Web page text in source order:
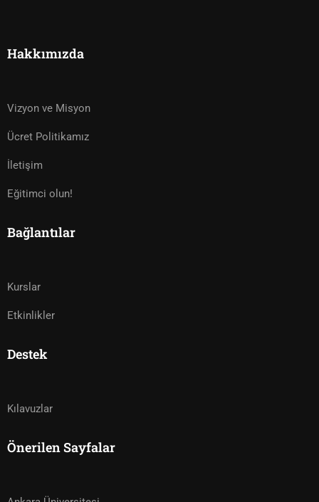
Hakkımızda
Vizyon ve Misyon
Ücret Politikamız
İletişim
Eğitimci olun!
Bağlantılar
Kurslar
Etkinlikler
Destek
Kılavuzlar
Önerilen Sayfalar